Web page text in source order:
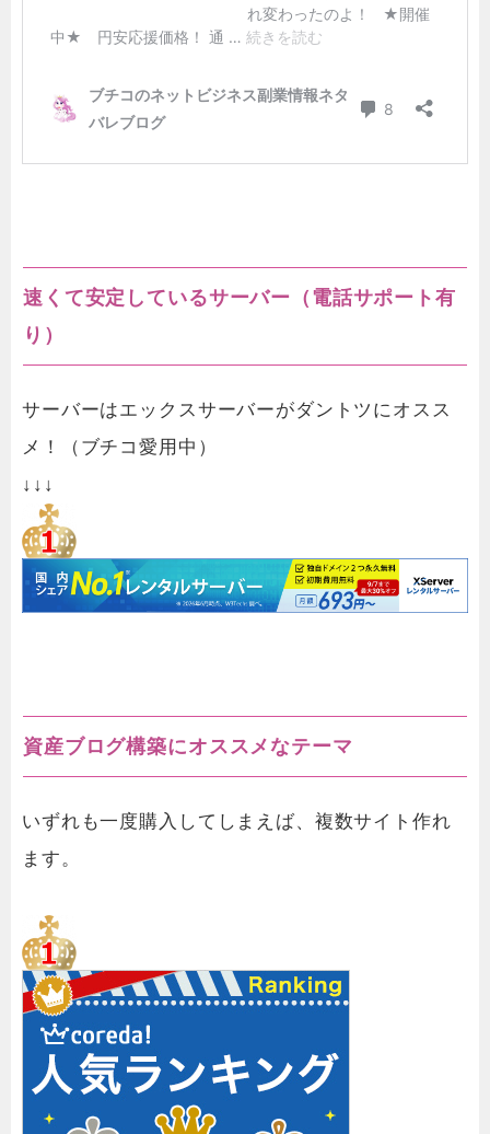
速くて安定しているサーバー（電話サポート有
り）
サーバーはエックスサーバーがダントツにオスス
メ！（ブチコ愛用中）
↓↓↓
資産ブログ構築にオススメなテーマ
いずれも一度購入してしまえば、複数サイト作れ
ます。